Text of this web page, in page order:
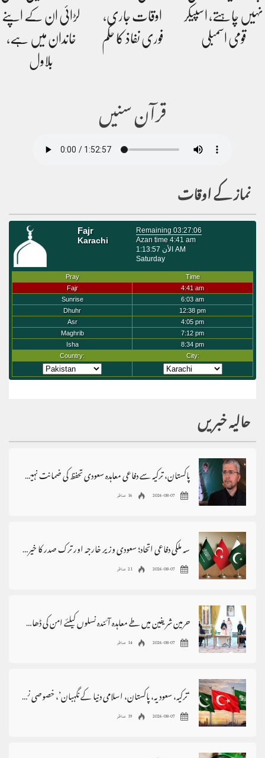
نہیں چاہتے، اسپیکر
قومی اسمبلی
اوقات جاری،
فوری نفاذ کا حکم
لڑائی ان کے اپنے
خاندان میں ہے،
بلاول
قرآن سنیں
نماز کے اوقات
حالیہ خبریں
پاکستان، ترکیہ سے دفاعی معاہدہ سعودی تحفظ کی ضمانت نہیں،ابراہیم رضائی
2026-08-07 16 مناظر
سہ ملکی دفاعی اتحاد؛ سعودی وزیر خارجہ اور ترک صدر کا خیرمقدم، پاکستان سے اظہارِ تشکر
2026-08-07 21 مناظر
حرمین شریفین میں طے معاہدہ آئندہ نسلوں کیلئے امن کی ڈھال بنے، وزیراعظم
2026-08-07 14 مناظر
‘ترکیہ، سعودیہ، پاکستان، اسلامی دنیا کے نگہبان’، خصوصی نغمہ جاری
2026-08-07 19 مناظر